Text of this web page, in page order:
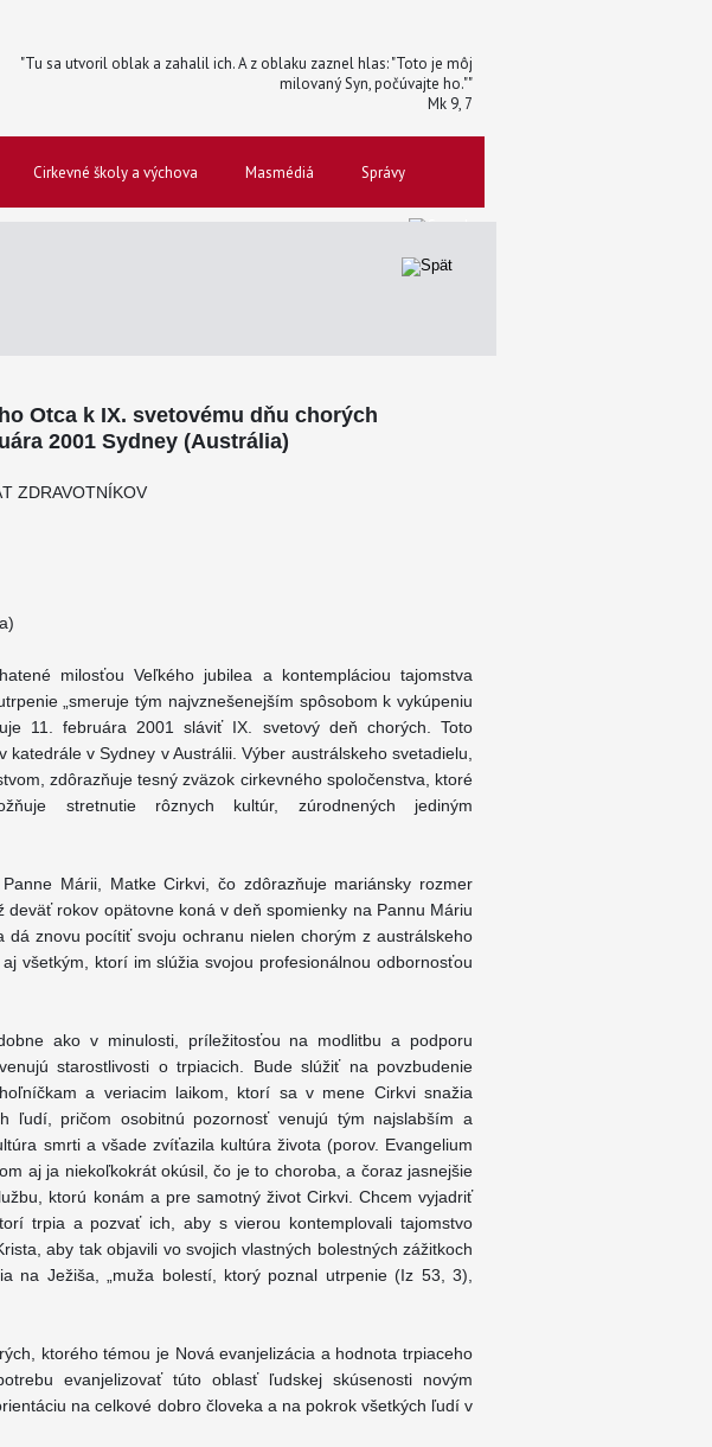
"Tu sa utvoril oblak a zahalil ich. A z oblaku zaznel hlas: "Toto je môj
milovaný Syn, počúvajte ho.""
Mk 9, 7
Cirkevné školy a výchova Masmédiá Správy
Otca k IX. svetovému dňu chorých
2001 Sydney (Austrália)
ZDRAVOTNÍKOV
milosťou Veľkého jubilea a kontempláciou tajomstva
„smeruje tým najvznešenejším spôsobom k vykúpeniu
11. februára 2001 sláviť IX. svetový deň chorých. Toto
v Sydney v Austrálii. Výber austrálskeho svetadielu,
zdôrazňuje tesný zväzok cirkevného spoločenstva, ktoré
stretnutie rôznych kultúr, zúrodnených jediným
Márii, Matke Cirkvi, čo zdôrazňuje mariánsky rozmer
deväť rokov opätovne koná v deň spomienky na Pannu Máriu
dá znovu pocítiť svoju ochranu nielen chorým z austrálskeho
všetkým, ktorí im slúžia svojou profesionálnou odbornosťou
ako v minulosti, príležitosťou na modlitbu a podporu
starostlivosti o trpiacich. Bude slúžiť na povzbudenie
a veriacim laikom, ktorí sa v mene Cirkvi snažia
ľudí, pričom osobitnú pozornosť venujú tým najslabším a
smrti a všade zvíťazila kultúra života (porov. Evangelium
aj ja niekoľkokrát okúsil, čo je to choroba, a čoraz jasnejšie
ktorú konám a pre samotný život Cirkvi. Chcem vyjadriť
trpia a pozvať ich, aby s vierou kontemplovali tajomstvo
aby tak objavili vo svojich vlastných bolestných zážitkoch
na Ježiša, „muža bolestí, ktorý poznal utrpenie (Iz 53, 3),
ktorého témou je Nová evanjelizácia a hodnota trpiaceho
evanjelizovať túto oblasť ľudskej skúsenosti novým
na celkové dobro človeka a na pokrok všetkých ľudí v